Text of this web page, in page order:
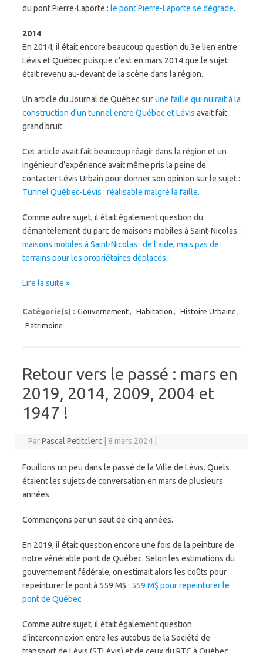
du pont Pierre-Laporte : le pont Pierre-Laporte se dégrade.
2014
En 2014, il était encore beaucoup question du 3e lien entre
Lévis et Québec puisque c’est en mars 2014 que le sujet
était revenu au-devant de la scène dans la région.
Un article du Journal de Québec surune faille qui nuirait à la
construction d’un tunnel entre Québec et Lévis avait fait
grand bruit.
Cet article avait fait beaucoup réagir dans la région et un
ingénieur d’expérience avait même pris la peine de
contacter Lévis Urbain pour donner son opinion sur le sujet :
Tunnel Québec-Lévis : réalisable malgré la faille.
Comme autre sujet, il était également question du
démantèlement du parc de maisons mobiles à Saint-Nicolas :
maisons mobiles à Saint-Nicolas : de l’aide, mais pas de
terrains pour les propriétaires déplacés.
Lire la suite »
Catégorie(s) : Gouvernement, Habitation , Histoire Urbaine ,
Patrimoine
Retour vers le passé : mars en
2019, 2014, 2009, 2004 et
1947 !
ParPascal Petitclerc 8 mars 2024
Fouillons un peu dans le passé de la Ville de Lévis. Quels
étaient les sujets de conversation en mars de plusieurs
années.
Commençons par un saut de cinq années.
En 2019, il était question encore une fois de la peinture de
notre vénérable pont de Québec. Selon les estimations du
gouvernement fédérale, on estimait alors les coûts pour
repeinturer le pont à 559 M$ : 559 M$ pour repeinturer le
pont de Québec
Comme autre sujet, il était également question
d’interconnexion entre les autobus de la Société de